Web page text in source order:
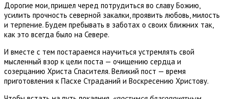
Дорогие мои, пришел черед потрудиться во славу Божию,
усилить прочность северной закалки, проявить любовь, милость
и терпение. Будем пребывать в заботах о своих ближних так,
как это всегда было на Севере.
И вместе с тем постараемся научиться устремлять свой
мысленный взор к цели поста — очищению сердца и
созерцанию Христа Спасителя. Великий пост — время
приготовления к Пасхе Страданий и Воскресению Христову.